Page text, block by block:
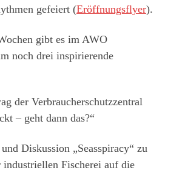
gefeiert (Eröffnungsflyer).
gibt es im AWO
noch drei inspirierende
der Verbraucherschutzzentral
– geht dann das?“
Diskussion „Seasspiracy“ zu
Fischerei auf die